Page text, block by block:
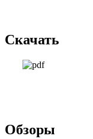
Скачать
Обзоры